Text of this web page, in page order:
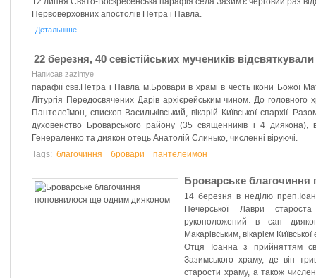
Первоверховних апостолів Петра і Павла.
Детальніше...
22 березня, 40 севістійських мучеників
Написав zazimye
парафії свв.Петра і Павла м.Бровари в храмі в честь ікони Божої
Літургія Передосвячених Дарів архієрейським чином. До
Пантелеїмон, єпископ Васильківський, вікарій Київської єпархії.
духовенство Броварського району (35 священників і 4
Генераленко та диякон отець Анатолій Слинько, численні віруючі.
Tags: благочиння бровари пантелеимон
Броварське
14 березня в неділю
Печерської Лаври
рукоположений в сан
Макарівським, вікарієм Київської
Отця Іоанна з прийняттям
Зазимського храму, де він
старости храму, а також